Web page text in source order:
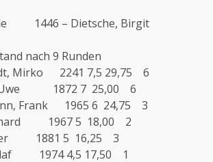
1446 – Dietsche, Birgit
nach 9 Runden
Mirko 2241 7,5 29,75 6
Uwe 1872 7 25,00 6
Frank 1965 6 24,75 3
1967 5 18,00 2
1881 5 16,25 3
1974 4,5 17,50 1